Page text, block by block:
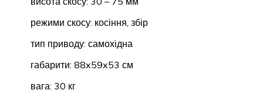
режими скосу: косіння, збір
тип приводу: самохідна
габарити: 88x59x53 см
вага: 30 кг